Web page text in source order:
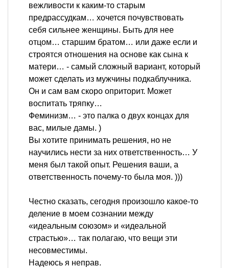
вежливости к каким-то старым
предрассудкам… хочется почувствовать
себя сильнее женщины. Быть для нее
отцом… старшим братом… или даже если и
строятся отношения на основе как сына к
матери… - самый сложный вариант, который
может сделать из мужчины подкаблучника.
Он и сам вам скоро оприторит. Может
воспитать тряпку…
Феминизм… - это палка о двух концах для
вас, милые дамы. )
Вы хотите принимать решения, но не
научились нести за них ответственность… У
меня был такой опыт. Решения ваши, а
ответственность почему-то была моя. )))
Честно сказать, сегодня произошло какое-то
деление в моем сознании между
«идеальным союзом» и «идеальной
страстью»… так полагаю, что вещи эти
несовместимы.
Надеюсь я неправ.